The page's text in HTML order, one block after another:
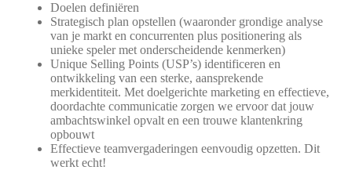
Doelen definiëren
Strategisch plan opstellen (waaronder grondige analyse
van je markt en concurrenten plus positionering als
unieke speler met onderscheidende kenmerken)
Unique Selling Points (USP’s) identificeren en
ontwikkeling van een sterke, aansprekende
merkidentiteit. Met doelgerichte marketing en effectieve,
doordachte communicatie zorgen we ervoor dat jouw
ambachtswinkel opvalt en een trouwe klantenkring
opbouwt
Effectieve teamvergaderingen eenvoudig opzetten. Dit
werkt echt!